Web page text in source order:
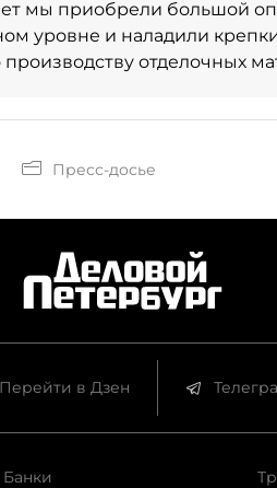
мы приобрели большой
уровне и наладили
отделочных
Пресс-досье
Перейти в Дзен
Банки